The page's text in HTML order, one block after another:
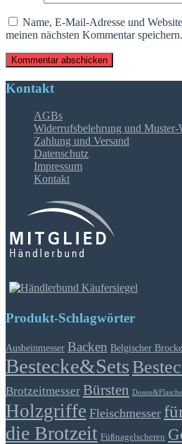
Name, E-Mail-Adresse und
meinen nächsten Kommentar speichern.
Kontakt
AGBs
Widerrufsbelehrung und
Zahlung und Versand
Datenschutz
Impressum
Kontakt
Produkt-Schlagwörter
Ausbeinmesser Backen Belgischer
Bestecke&Sets
Brotzeitmesser Bürsten
Holzgriffe Fleischmesser
die Brotzeit Füßnagelscheren